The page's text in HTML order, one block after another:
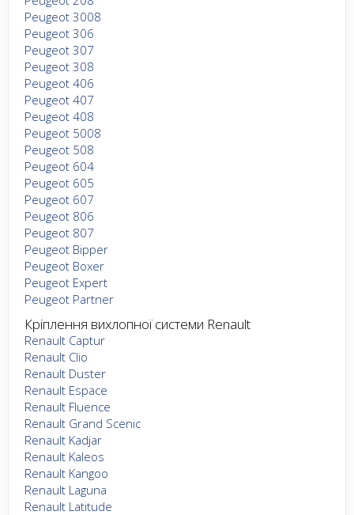
Peugeot 3008
Peugeot 306
Peugeot 307
Peugeot 308
Peugeot 406
Peugeot 407
Peugeot 408
Peugeot 5008
Peugeot 508
Peugeot 604
Peugeot 605
Peugeot 607
Peugeot 806
Peugeot 807
Peugeot Bipper
Peugeot Boxer
Peugeot Expert
Peugeot Partner
Кріплення вихлопної системи Renault
Renault Captur
Renault Clio
Renault Duster
Renault Espace
Renault Fluence
Renault Grand Scenic
Renault Kadjar
Renault Kaleos
Renault Kangoo
Renault Laguna
Renault Latitude